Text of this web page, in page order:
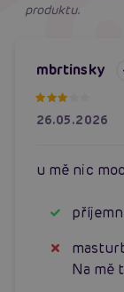
produktu.
mbrtinsky
26.05.2026
u mě nic
Na mě